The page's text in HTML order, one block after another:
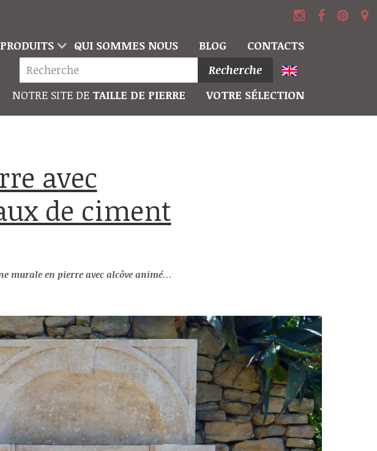
QUI SOMMES NOUS BLOG
CONTACTS
Recherche
NOTRE SITE DE TAILLE DE PIERRE VOTRE SÉLECTION
de ciment
en pierre avec alcôve animée de carreaux de ciment colorés ** VENDUE